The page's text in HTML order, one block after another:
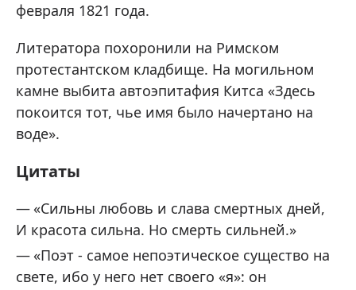
февраля 1821 года.
Литератора похоронили на Римском
протестантском кладбище. На могильном
камне выбита автоэпитафия Китса «Здесь
покоится тот, чье имя было начертано на
воде».
Цитаты
«Сильны любовь и слава смертных дней,
И красота сильна. Но смерть сильней.»
«Поэт - самое непоэтическое существо на
свете, ибо у него нет своего «я»: он